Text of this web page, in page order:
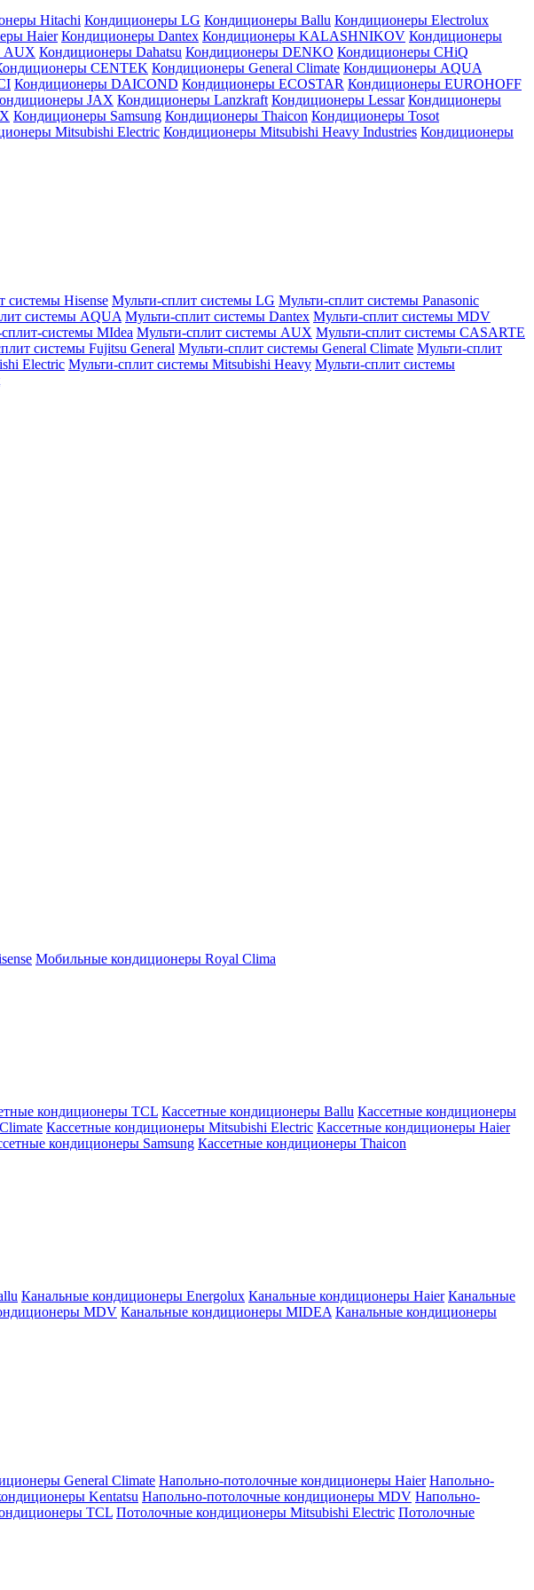
Hitachi Кондиционеры LG Кондиционеры Ballu Кондиционеры Electrolux
Haier Кондиционеры Dantex Кондиционеры KALASHNIKOV Кондиционеры
AUX Кондиционеры Dahatsu Кондиционеры DENKO Кондиционеры CHiQ
CENTEK Кондиционеры General Climate Кондиционеры AQUA
Кондиционеры DAICOND Кондиционеры ECOSTAR Кондиционеры EUROHOFF
JAX Кондиционеры Lanzkraft Кондиционеры Lessar Кондиционеры
Кондиционеры Samsung Кондиционеры Thaicon Кондиционеры Tosot
Mitsubishi Electric Кондиционеры Mitsubishi Heavy Industries Кондиционеры
системы Hisense Мульти-сплит системы LG Мульти-сплит системы Panasonic
системы AQUA Мульти-сплит системы Dantex Мульти-сплит системы MDV
системы MIdea Мульти-сплит системы AUX Мульти-сплит системы CASARTE
системы Fujitsu General Мульти-сплит системы General Climate Мульти-сплит
Electric Мульти-сплит системы Mitsubishi Heavy Мульти-сплит системы
Мобильные кондиционеры Royal Clima
кондиционеры TCL Кассетные кондиционеры Ballu Кассетные кондиционеры
Кассетные кондиционеры Mitsubishi Electric Кассетные кондиционеры Haier
кондиционеры Samsung Кассетные кондиционеры Thaicon
Канальные кондиционеры Energolux Канальные кондиционеры Haier Канальные
MDV Канальные кондиционеры MIDEA Канальные кондиционеры
General Climate Напольно-потолочные кондиционеры Haier Напольно-
Kentatsu Напольно-потолочные кондиционеры MDV Напольно-
TCL Потолочные кондиционеры Mitsubishi Electric Потолочные